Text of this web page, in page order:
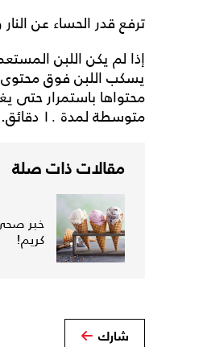
ترفع قدر الحساء عن
إذا لم يكن اللبن
يسكب اللبن فوق محتوى
محتواها باستمرار حتى
متوسطة لمدة ١٠ دقائق. يسكب بعدها الحساء في أطباق فردية ويقدم.
مقالات ذات صلة
خبر
كريم!
شارك